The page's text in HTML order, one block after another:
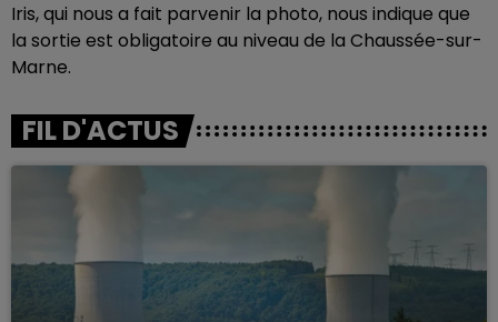
Iris, qui nous a fait parvenir la photo, nous indique que
la sortie est obligatoire au niveau de la Chaussée-sur-
Marne.
FIL D'ACTUS